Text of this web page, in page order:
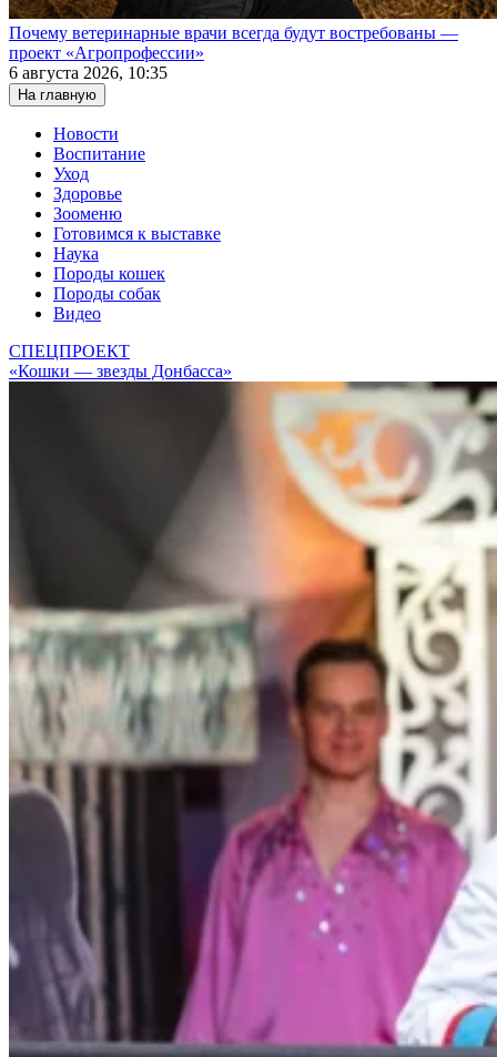
Почему ветеринарные врачи всегда будут востребованы —
проект «Агропрофессии»
6 августа 2026, 10:35
На главную
Новости
Воспитание
Уход
Здоровье
Зооменю
Готовимся к выставке
Наука
Породы кошек
Породы собак
Видео
СПЕЦПРОЕКТ
«Кошки — звезды Донбасса»